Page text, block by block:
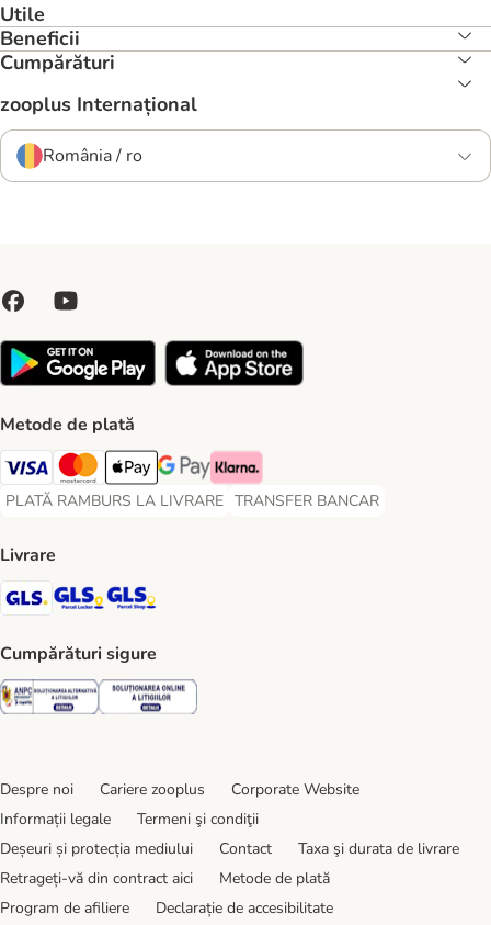
Utile
Beneficii
Cumpărături
zooplus Internațional
România / ro
Metode de plată
Visa Payment Method
Master Card Payment Method
Apple Pay Payment Method
Google Pay Payment Method
Klarna Payment Method
PLATĂ RAMBURS LA LIVRARE
PLATĂ RAMBURS LA LIVRARE Payment Method
TRANSFER BANCAR
TRANSFER BANCAR Payment
Livrare
GLS Shipping Method
GLS Locker Shipping Method
Cumpărături sigure
Security Security
Despre noi Cariere zooplus
Corporate Website
Informații legale
Termeni şi condiţii
Deșeuri și protecția mediului
Contact
Taxa şi durata de livrare
Retrageți-vă din contract aici
Metode de plată
Program de afiliere
Declarație de accesibilitate